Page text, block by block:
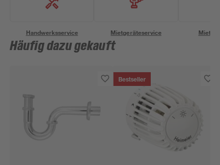
Handwerksservice Mietgeräteservice
Häufig dazu gekauft
Bestseller